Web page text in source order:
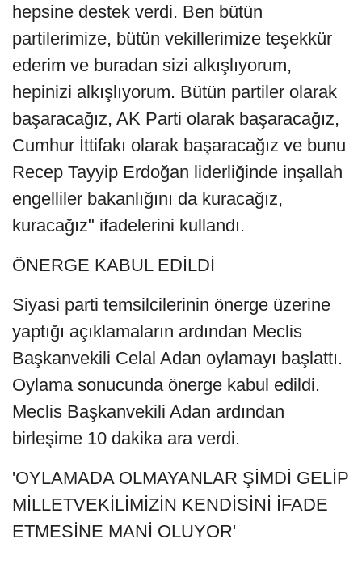
hepsine destek verdi. Ben bütün
partilerimize, bütün vekillerimize teşekkür
ederim ve buradan sizi alkışlıyorum,
hepinizi alkışlıyorum. Bütün partiler olarak
başaracağız, AK Parti olarak başaracağız,
Cumhur İttifakı olarak başaracağız ve bunu
Recep Tayyip Erdoğan liderliğinde inşallah
engelliler bakanlığını da kuracağız,
kuracağız" ifadelerini kullandı.
ÖNERGE KABUL EDİLDİ
Siyasi parti temsilcilerinin önerge üzerine
yaptığı açıklamaların ardından Meclis
Başkanvekili Celal Adan oylamayı başlattı.
Oylama sonucunda önerge kabul edildi.
Meclis Başkanvekili Adan ardından
birleşime 10 dakika ara verdi.
'OYLAMADA OLMAYANLAR ŞİMDİ GELİP
MİLLETVEKİLİMİZİN KENDİSİNİ İFADE
ETMESİNE MANİ OLUYOR'